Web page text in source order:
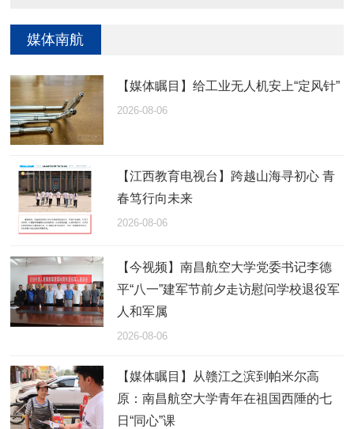
媒体南航
【媒体瞩目】给工业无人机安上“定风针”
2026-08-06
【江西教育电视台】跨越山海寻初心 青
春笃行向未来
2026-08-06
【今视频】南昌航空大学党委书记李德
平“八一”建军节前夕走访慰问学校退役军
人和军属
2026-08-06
【媒体瞩目】从赣江之滨到帕米尔高
原：南昌航空大学青年在祖国西陲的七
日“同心”课